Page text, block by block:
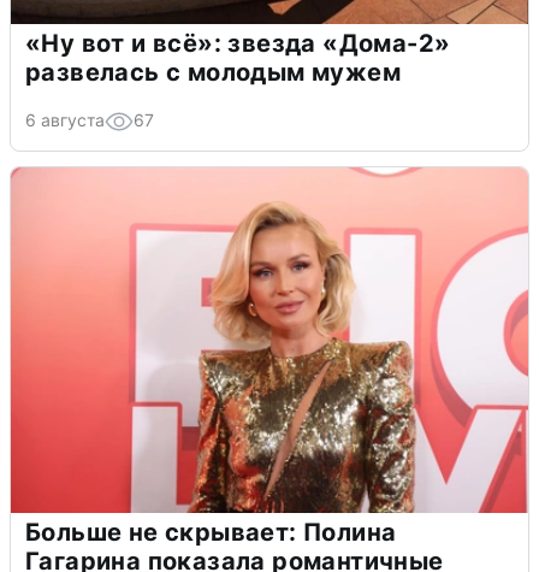
«Ну вот и всё»: звезда «Дома-2»
развелась с молодым мужем
6 августа 67
Больше не скрывает: Полина
Гагарина показала романтичные